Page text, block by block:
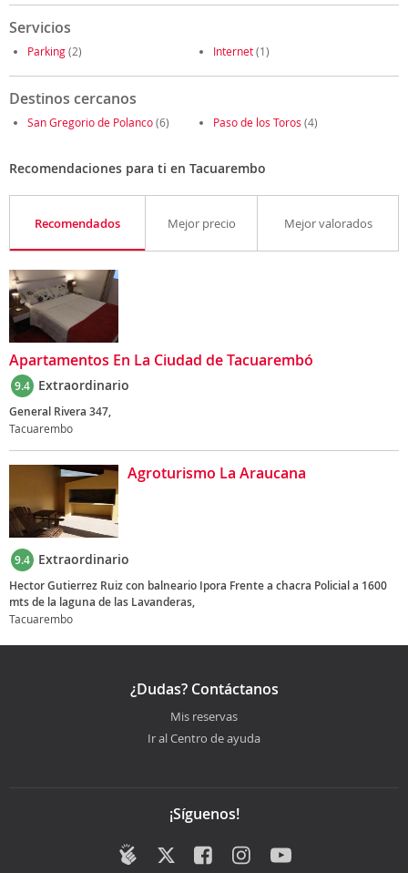
Servicios
Parking(2) Internet(1)
Destinos cercanos
San Gregorio de Polanco(6) Paso de los Toros (4)
Recomendaciones para ti en Tacuarembo
Recomendados Mejor precio Mejor valorados
Apartamentos En La Ciudad de Tacuarembó
9.4 Extraordinario
General Rivera 347,
Tacuarembo
Agroturismo La Araucana
9.4 Extraordinario
Hector Gutierrez Ruiz con balneario Ipora Frente a chacra Policial a 1600
mts de la laguna de las Lavanderas,
Tacuarembo
¿Dudas? Contáctanos
Mis reservas
Ir al Centro de ayuda
¡Síguenos!